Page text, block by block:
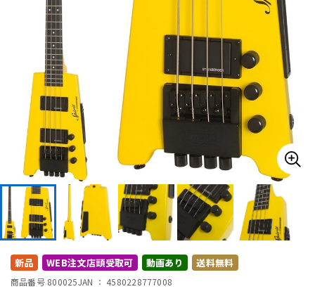
キーボード 電子ピアノ
管楽器 その他楽器
アンプ
DJ機器 DTM
新品 WEB注文店頭受取可 動画あり 送料無料
商品番号 800025JAN ： 4580228777008